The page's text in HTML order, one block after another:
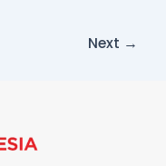
Next →